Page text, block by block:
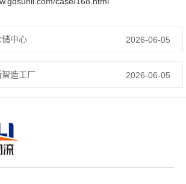
储中心 2026-06-05
造工厂 2026-06-05